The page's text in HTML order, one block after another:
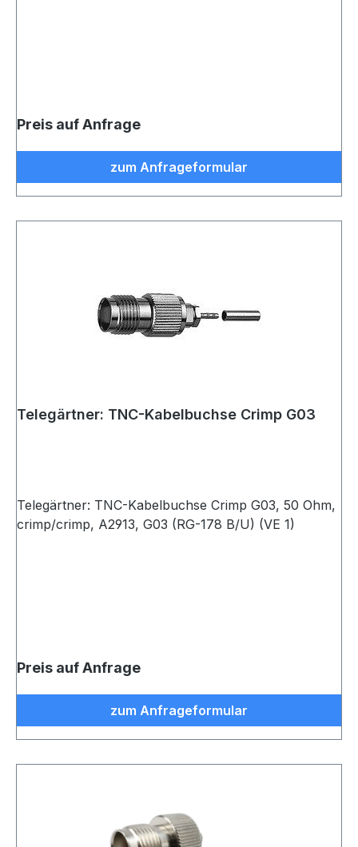
Preis auf Anfrage
zum Anfrageformular
Telegärtner: TNC-Kabelbuchse Crimp G03
Telegärtner: TNC-Kabelbuchse Crimp G03, 50 Ohm,
crimp/crimp, A2913, G03 (RG-178 B/U) (VE 1)
Preis auf Anfrage
zum Anfrageformular